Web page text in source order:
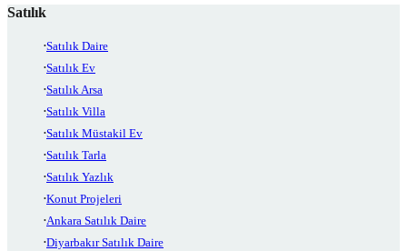
Satılık
Satılık Daire
Satılık Ev
Satılık Arsa
Satılık Villa
Satılık Müstakil Ev
Satılık Tarla
Satılık Yazlık
Konut Projeleri
Ankara Satılık Daire
Diyarbakır Satılık Daire